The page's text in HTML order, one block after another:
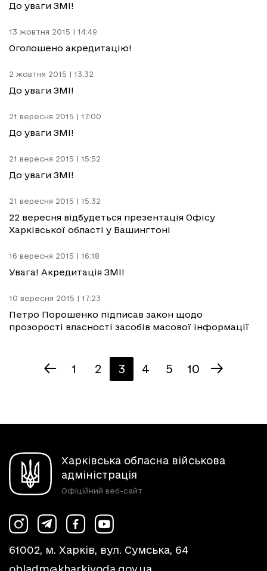
До уваги ЗМІ!
13 жовтня 2015 | 14:49
Оголошено акредитацію!
2 жовтня 2015 | 13:32
До уваги ЗМІ!
21 вересня 2015 | 17:00
До уваги ЗМІ!
21 вересня 2015 | 15:52
До уваги ЗМІ!
21 вересня 2015 | 15:32
22 вересня відбудеться презентація Офісу
Харківської області у Вашингтоні
16 вересня 2015 | 16:18
Увага! Акредитація ЗМІ!
10 вересня 2015 | 17:23
Петро Порошенко підписав закон щодо
прозорості власності засобів масової інформації
1 2 3 4 5 10
Харківська обласна військова
адміністрація
Офіційний веб-сайт
61002, м. Харків, вул. Сумська, 64